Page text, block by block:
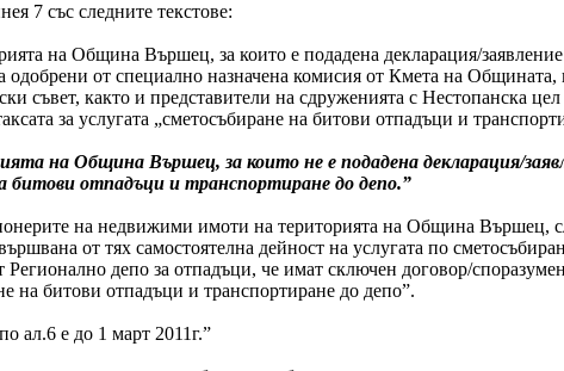
7 със следните текстове:
на Община Вършец, за които е подадена декларация/
одобрени от специално назначена комисия от Кмета на
съвет, както и представители на сдруженията с Нестопанска
за услугата „сметосъбиране на битови отпадъци и
на Община Вършец, за които не е подадена декларация/
битови отпадъци и транспортиране до депо.”
на недвижими имоти на територията на Община Вършец,
от тях самостоятелна дейност на услугата по
депо за отпадъци, че имат сключен договор/
на битови отпадъци и транспортиране до депо”.
ал.6 е до 1 март 2011г.”